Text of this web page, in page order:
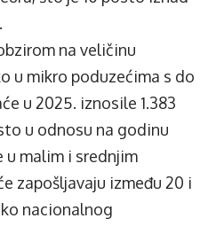
na veličinu
u mikro poduzećima s do
u 2025. iznosile 1.383
u odnosu na godinu
u malim i srednjim
zapošljavaju između 20 i
nacionalnog